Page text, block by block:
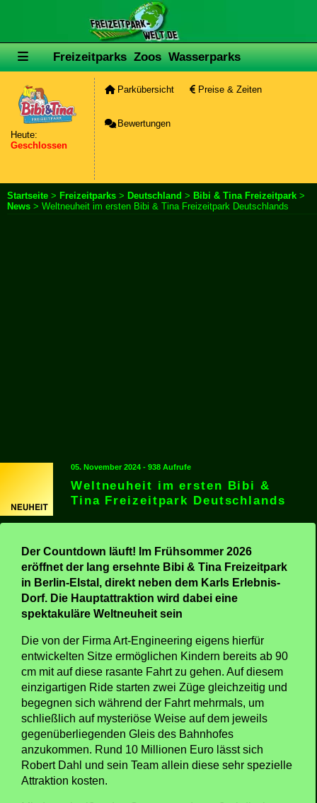
Freizeitparks Zoos Wasserparks
Heute:
Geschlossen
Parkübersicht Preise & Zeiten
Bewertungen
Startseite > Freizeitparks > Deutschland > Bibi & Tina Freizeitpark >
News > Weltneuheit im ersten Bibi & Tina Freizeitpark Deutschlands
05. November 2024 - 938 Aufrufe
Weltneuheit im ersten Bibi &
Tina Freizeitpark Deutschlands
Der Countdown läuft! Im Frühsommer 2026
eröffnet der lang ersehnte Bibi & Tina Freizeitpark
in Berlin-Elstal, direkt neben dem Karls Erlebnis-
Dorf. Die Hauptattraktion wird dabei eine
spektakuläre Weltneuheit sein
Die von der Firma Art-Engineering eigens hierfür
entwickelten Sitze ermöglichen Kindern bereits ab 90
cm mit auf diese rasante Fahrt zu gehen. Auf diesem
einzigartigen Ride starten zwei Züge gleichzeitig und
begegnen sich während der Fahrt mehrmals, um
schließlich auf mysteriöse Weise auf dem jeweils
gegenüberliegenden Gleis des Bahnhofes
anzukommen. Rund 10 Millionen Euro lässt sich
Robert Dahl und sein Team allein diese sehr spezielle
Attraktion kosten.